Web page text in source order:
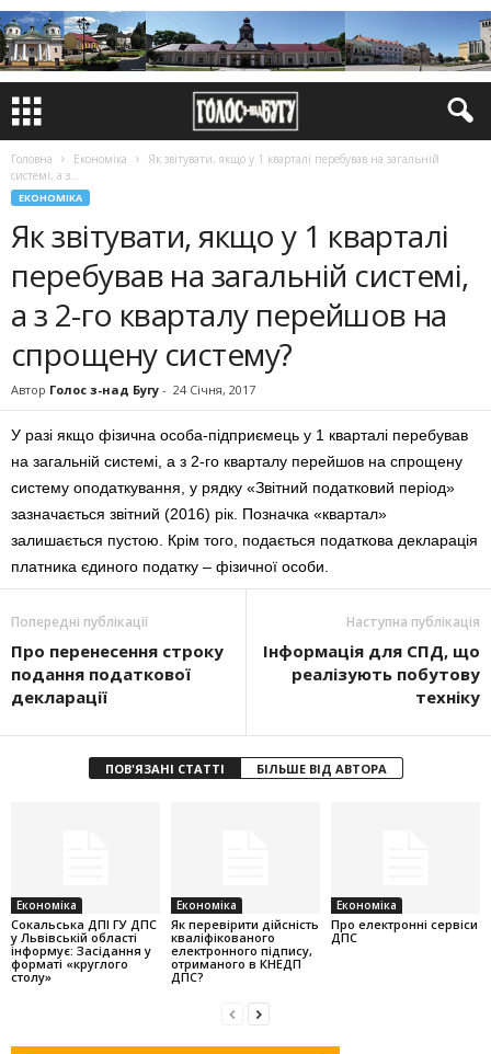
Головна Економіка
Як звітувати, якщо у 1 кварталі перебував на загальній
системі, а з...
ЕКОНОМІКА
Як звітувати, якщо у 1 кварталі
перебував на загальній системі,
а з 2-го кварталу перейшов на
спрощену систему?
Автор Голос з-над Бугу - 24 Січня, 2017
У разі якщо фізична особа-підприємець у 1 кварталі перебував
на загальній системі, а з 2-го кварталу перейшов на спрощену
систему оподаткування, у рядку «Звітний податковий період»
зазначається звітний (2016) рік. Позначка «квартал»
залишається пустою. Крім того, подається податкова декларація
платника єдиного податку – фізичної особи.
Попередні публікації
Про перенесення строку
подання податкової
декларації
Наступна публікація
Інформація для СПД, що
реалізують побутову
техніку
ПОВ'ЯЗАНІ СТАТТІ БІЛЬШЕ ВІД АВТОРА
Економіка
Cокальська ДПІ ГУ ДПС
у Львівській області
інформує: Засідання у
форматі «круглого
столу»
Економіка
Як перевірити дійсність
кваліфікованого
електронного підпису,
отриманого в КНЕДП
ДПС?
Економіка
Про електронні сервіси
ДПС